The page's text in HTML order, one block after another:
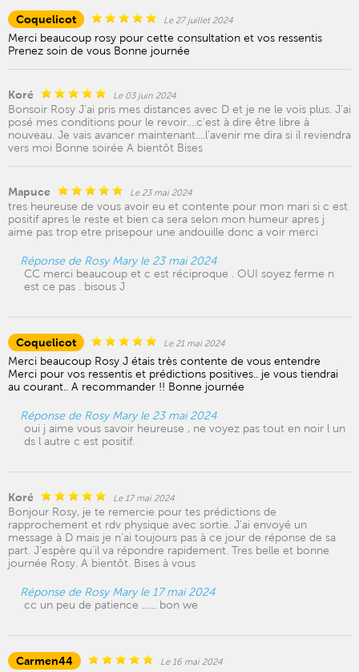
Coquelicot Le 27 juillet 2024
Merci beaucoup rosy pour cette consultation et vos ressentis
Prenez soin de vous Bonne journée
Koré Le 03 juin 2024
Bonsoir Rosy J'ai pris mes distances avec D et je ne le vois plus. J'ai
posé mes conditions pour le revoir....c'est à dire être libre à
nouveau. Je vais avancer maintenant....l'avenir me dira si il reviendra
vers moi Bonne soirée A bientôt Bises
Mapuce Le 23 mai 2024
tres heureuse de vous avoir eu et contente pour mon mari si c est
positif apres le reste et bien ca sera selon mon humeur apres j
aime pas trop etre prisepour une andouille donc a voir merci
Réponse de Rosy Mary le 23 mai 2024
CC merci beaucoup et c est réciproque . OUI soyez ferme n
est ce pas . bisous J
Coquelicot Le 21 mai 2024
Merci beaucoup Rosy J étais très contente de vous entendre
Merci pour vos ressentis et prédictions positives.. je vous tiendrai
au courant.. A recommander !! Bonne journée
Réponse de Rosy Mary le 23 mai 2024
oui j aime vous savoir heureuse , ne voyez pas tout en noir l un
ds l autre c est positif.
Koré Le 17 mai 2024
Bonjour Rosy, je te remercie pour tes prédictions de
rapprochement et rdv physique avec sortie. J'ai envoyé un
message à D mais je n'ai toujours pas à ce jour de réponse de sa
part. J'espère qu'il va répondre rapidement. Tres belle et bonne
journée Rosy. A bientôt. Bises à vous
Réponse de Rosy Mary le 17 mai 2024
cc un peu de patience ...... bon we
Carmen44 Le 16 mai 2024